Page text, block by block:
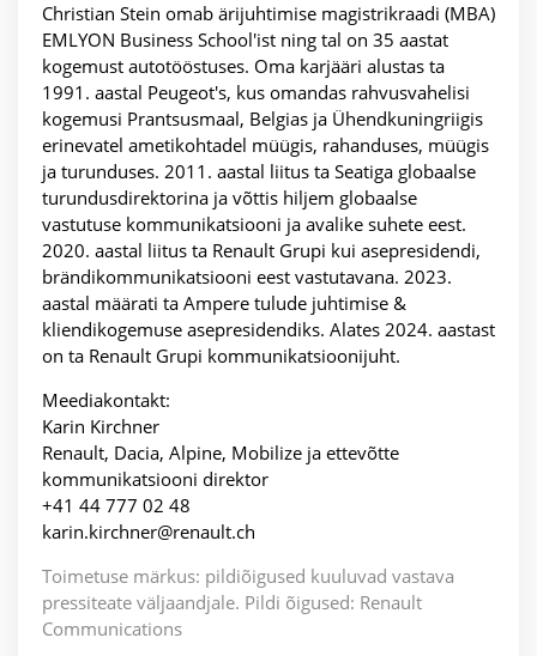
Christian Stein omab ärijuhtimise magistrikraadi (MBA)
EMLYON Business School'ist ning tal on 35 aastat
kogemust autotööstuses. Oma karjääri alustas ta
1991. aastal Peugeot's, kus omandas rahvusvahelisi
kogemusi Prantsusmaal, Belgias ja Ühendkuningriigis
erinevatel ametikohtadel müügis, rahanduses, müügis
ja turunduses. 2011. aastal liitus ta Seatiga globaalse
turundusdirektorina ja võttis hiljem globaalse
vastutuse kommunikatsiooni ja avalike suhete eest.
2020. aastal liitus ta Renault Grupi kui asepresidendi,
brändikommunikatsiooni eest vastutavana. 2023.
aastal määrati ta Ampere tulude juhtimise &
kliendikogemuse asepresidendiks. Alates 2024. aastast
on ta Renault Grupi kommunikatsioonijuht.
Meediakontakt:
Karin Kirchner
Renault, Dacia, Alpine, Mobilize ja ettevõtte
kommunikatsiooni direktor
+41 44 777 02 48
karin.kirchner@renault.ch
Toimetuse märkus: pildiõigused kuuluvad vastava
pressiteate väljaandjale. Pildi õigused: Renault
Communications